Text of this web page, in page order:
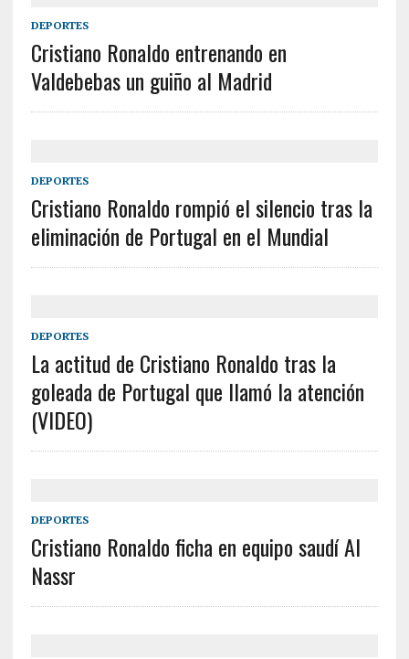
DEPORTES
Cristiano Ronaldo entrenando en
Valdebebas un guiño al Madrid
DEPORTES
Cristiano Ronaldo rompió el silencio tras la
eliminación de Portugal en el Mundial
DEPORTES
La actitud de Cristiano Ronaldo tras la
goleada de Portugal que llamó la atención
(VIDEO)
DEPORTES
Cristiano Ronaldo ficha en equipo saudí Al
Nassr